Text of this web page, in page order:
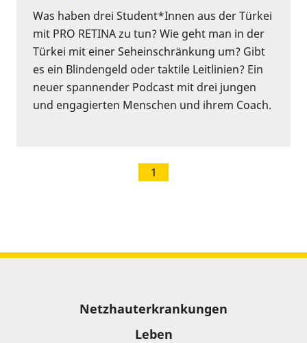
Was haben drei Student*Innen aus der Türkei
mit PRO RETINA zu tun? Wie geht man in der
Türkei mit einer Seheinschränkung um? Gibt
es ein Blindengeld oder taktile Leitlinien? Ein
neuer spannender Podcast mit drei jungen
und engagierten Menschen und ihrem Coach.
1
Netzhauterkrankungen
Leben